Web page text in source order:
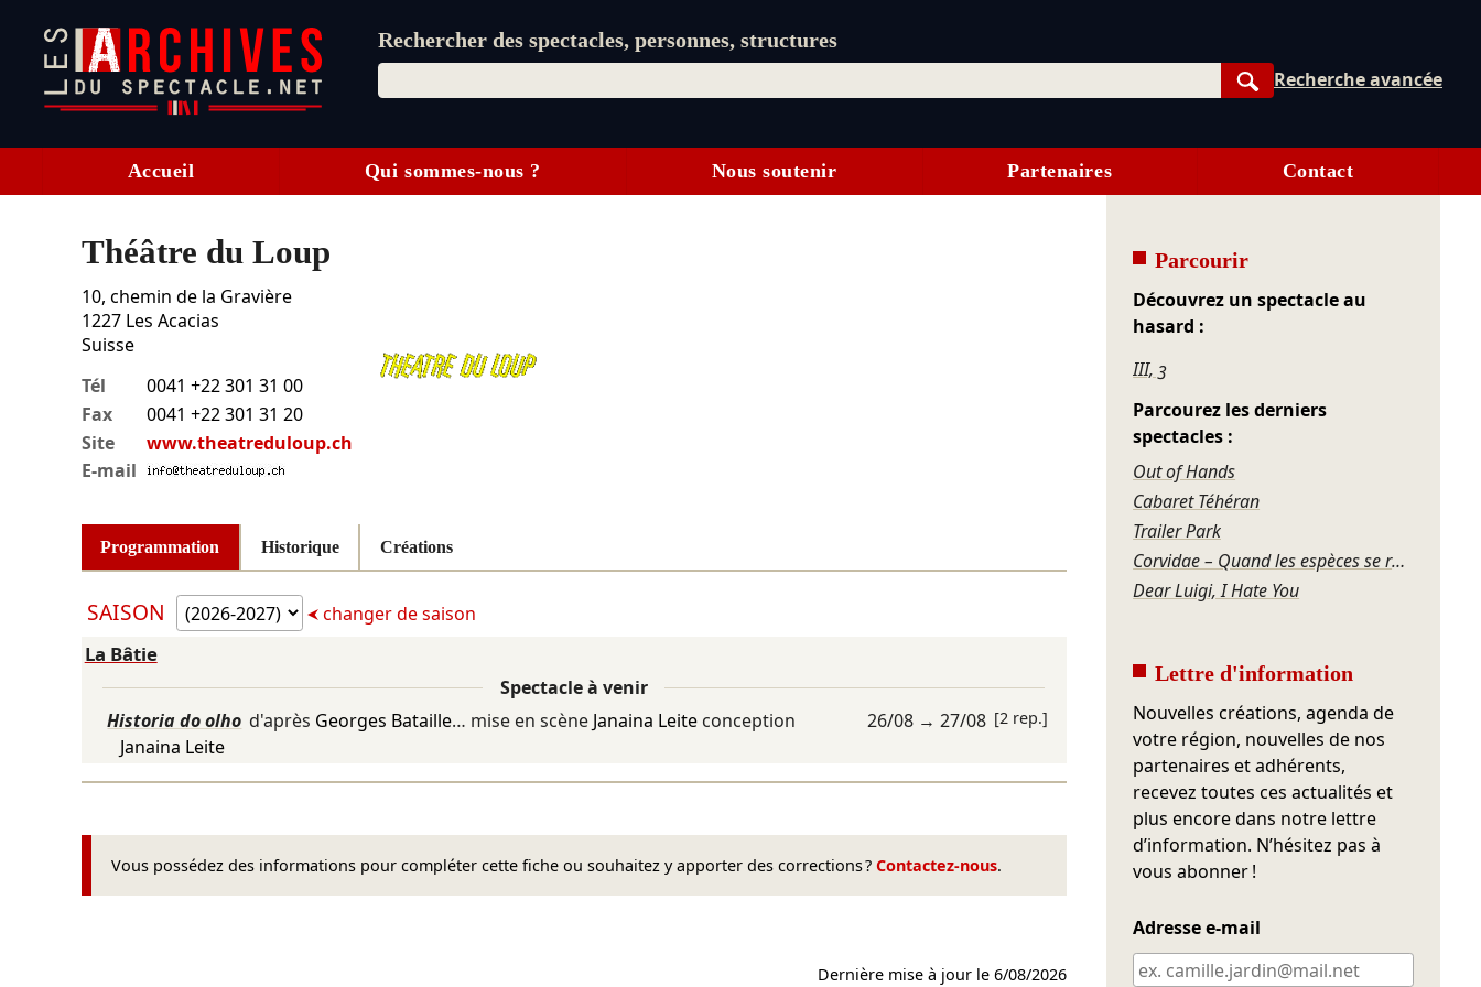
Rechercher des spectacles, personnes, structures
Rechercher
Recherche avancée
Accueil Qui sommes-nous ? Nous soutenir Partenaires Contact
Théâtre du Loup
10, chemin de la Gravière
1227 Les Acacias
Suisse
Tél
0041 +22 301 31 00
Fax
0041 +22 301 31 20
Site
www.theatreduloup.ch
E-mail
Programmation Historique Créations
SAISON changer de saison
La Bâtie
Spectacle à venir
Historia do olho d'après Georges Bataille… mise en scène Janaina Leite conception
Janaina Leite
26/08→ 27/08 [2 rep.]
Vous possédez des informations pour compléter cette fiche ou souhaitez y apporter des corrections ? Contactez-nous.
Dernière mise à jour le6/08/2026
Parcourir
Découvrez un spectacle au
hasard :
III, 3
Parcourez les derniers
spectacles :
Out of Hands
Cabaret Téhéran
Trailer Park
Corvidae – Quand les espèces se regardent
Dear Luigi, I Hate You
Lettre d'information
Nouvelles créations, agenda de
votre région, nouvelles de nos
partenaires et adhérents,
recevez toutes ces actualités et
plus encore dans notre lettre
d’information. N’hésitez pas à
vous abonner !
Adresse e-mail